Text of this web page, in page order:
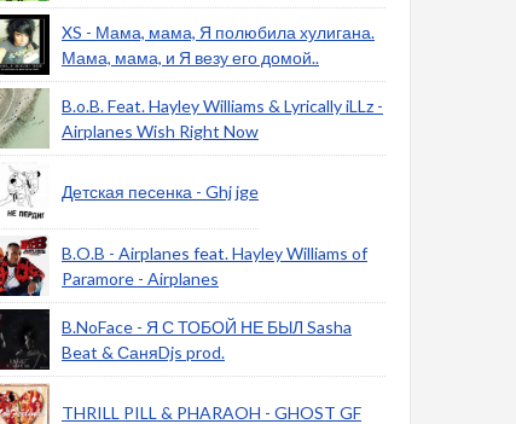
XS - Мама, мама, Я полюбила хулигана.
Мама, мама, и Я везу его домой..
B.o.B. Feat. Hayley Williams & Lyrically iLLz -
Airplanes Wish Right Now
Детская песенка - Ghj jge
B.O.B - Airplanes feat. Hayley Williams of
Paramore - Airplanes
B.NoFace - Я С ТОБОЙ НЕ БЫЛ Sasha
Beat & СаняDjs prod.
THRILL PILL & PHARAOH - GHOST GF